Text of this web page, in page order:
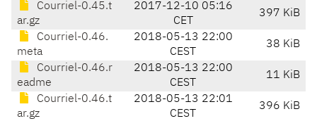
Courriel-0.45.t
ar.gz
2017-12-10 05:16
CET
397 KiB
Courriel-0.46.
meta
2018-05-13 22:00
CEST
38 KiB
Courriel-0.46.r
eadme
2018-05-13 22:00
CEST
11 KiB
Courriel-0.46.t
ar.gz
2018-05-13 22:01
CEST
396 KiB